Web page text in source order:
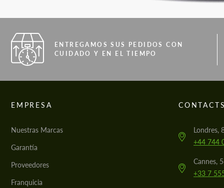
ENTREGAMOS SUS PEDIDOS CON
CUIDADO Y EN EL TIEMPO
EMPRESA
Nuestras Marcas
Garantía
Proveedores
Franquicia
Londres,
+44 744
Cannes,
+33 7